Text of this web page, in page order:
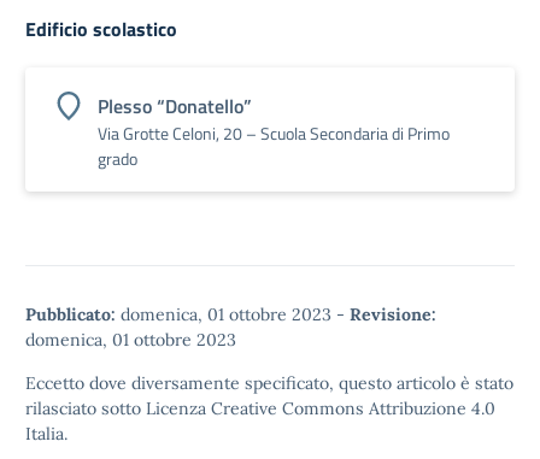
Edificio scolastico
Plesso “Donatello”
Via Grotte Celoni, 20 – Scuola Secondaria di Primo
grado
Pubblicato: domenica, 01 ottobre 2023 - Revisione:
domenica, 01 ottobre 2023
Eccetto dove diversamente specificato, questo articolo è stato
rilasciato sotto Licenza Creative Commons Attribuzione 4.0
Italia.